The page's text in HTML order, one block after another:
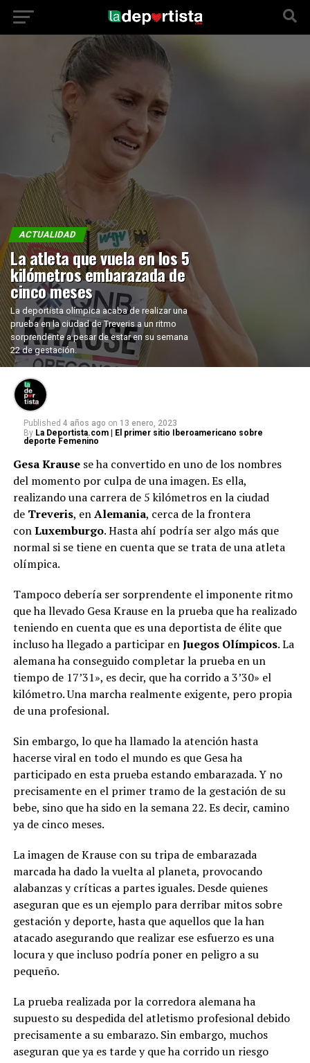
ACTUALIDAD
La atleta que vuela en los 5
kilómetros embarazada de
cinco meses
La deportista olímpica acaba de realizar una
prueba en la ciudad de Treveris a un ritmo
sorprendente a pesar de estar en su semana
22 de gestación.
Published 4 años ago on 13 enero, 2023
By La Deportista.com | El primer sitio Iberoamericano sobre
deporte Femenino
Gesa Krausese ha convertido en uno de los nombres
del momento por culpa de una imagen. Es ella,
realizando una carrera de 5 kilómetros en la ciudad
de Treveris, enAlemania, cerca de la frontera
conLuxemburgo. Hasta ahí podría ser algo más que
normal si se tiene en cuenta que se trata de una atleta
olímpica.
Tampoco debería ser sorprendente el imponente ritmo
que ha llevado Gesa Krause en la prueba que ha realizado
teniendo en cuenta que es una deportista de élite que
incluso ha llegado a participar enJuegos Olímpicos. La
alemana ha conseguido completar la prueba en un
tiempo de 17’31», es decir, que ha corrido a 3’30» el
kilómetro. Una marcha realmente exigente, pero propia
de una profesional.
Sin embargo, lo que ha llamado la atención hasta
hacerse viral en todo el mundo es que Gesa ha
participado en esta prueba estando embarazada. Y no
precisamente en el primer tramo de la gestación de su
bebe, sino que ha sido en la semana 22. Es decir, camino
ya de cinco meses.
La imagen de Krause con su tripa de embarazada
marcada ha dado la vuelta al planeta, provocando
alabanzas y críticas a partes iguales. Desde quienes
aseguran que es un ejemplo para derribar mitos sobre
gestación y deporte, hasta que aquellos que la han
atacado asegurando que realizar ese esfuerzo es una
locura y que incluso podría poner en peligro a su
pequeño.
La prueba realizada por la corredora alemana ha
supuesto su despedida del atletismo profesional debido
precisamente a su embarazo. Sin embargo, muchos
aseguran que ya es tarde y que ha corrido un riesgo